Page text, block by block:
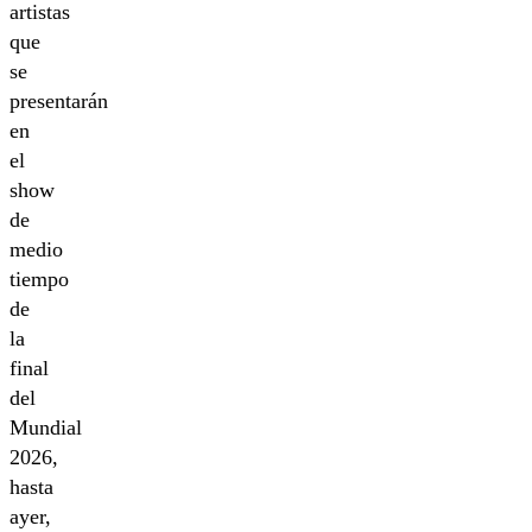
artistas
que
se
presentarán
en
el
show
de
medio
tiempo
de
la
final
del
Mundial
2026,
hasta
ayer,